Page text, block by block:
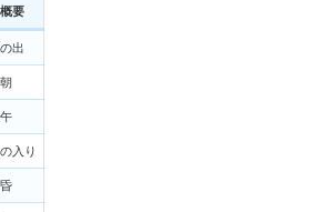
概要
出
入り